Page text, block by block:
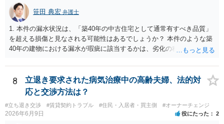
お近くの弁護士に直接相談されて、今後の対応についてアドバイスを
求めることをおすすめいたします。 ご参考にしていただけますと幸い
です。
笹田 典宏 弁護士
1. 本件の漏水状況は、「築40年の中古住宅として通常有すべき品質」
を超える損傷と見なされる可能性はあるでしょうか？ 本件のような築
40年の建物における漏水が瑕疵に該当するかは、劣化の程度や居住へ
ば、通常生じうる事象であるとも考えられます。 一方で、建物内部の
漏水は居住を困難にする要素の一つであり、漏水の箇所や程度によっ
ては瑕疵と判断される可能性があります。 2. 当方は購入時点で賃貸借
契約が継続中であり、給湯管等の劣化状態を実見できませんでした。
この点は契約不適合の主張において、有利な事情と評価される可能性
はありますか？ 当事者がその劣化状態を想定していたか（想定するの
8
立退き要求された病気治療中の高齢夫婦、法的対
応と交渉方法は？
#立ち退き交渉 #賃貸契約トラブル #住民・入居者・買主側 #オーナーチェンジ
2026年6月9日 役にたった 2